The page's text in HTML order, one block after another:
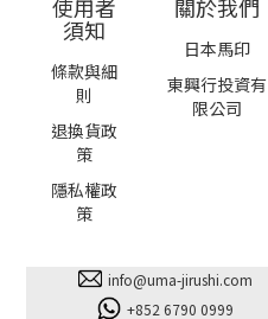
使用者
須知
條款與細
則
退換貨政
策
隱私權政
策
關於我們
日本馬印
東興行投資有
限公司
info@uma-jirushi.com
+852 6790 0999